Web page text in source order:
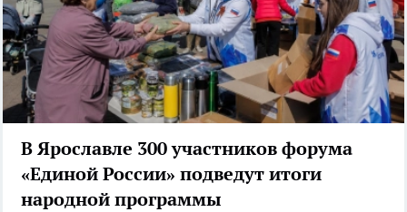
В Ярославле 300 участников форума
«Единой России» подведут итоги
народной программы